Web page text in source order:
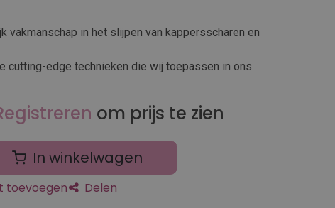
vakmanschap in het slijpen van kappersscharen en
cutting-edge technieken die wij toepassen in ons
om prijs te zien
In winkelwagen
toevoegen Delen